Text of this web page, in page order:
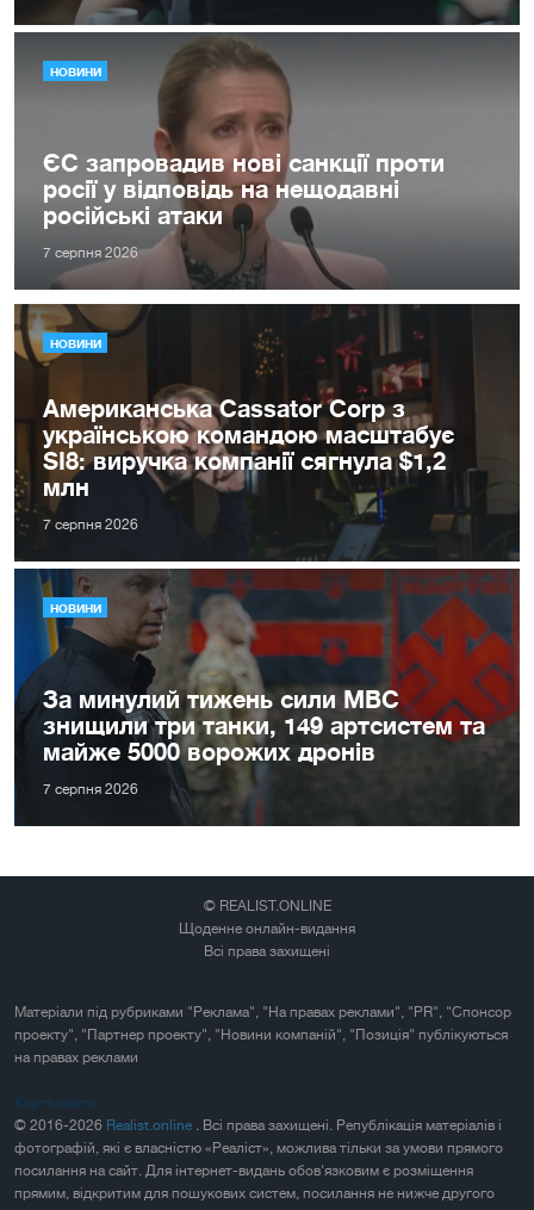
НОВИНИ
ЄС запровадив нові санкції проти
росії у відповідь на нещодавні
російські атаки
7 серпня 2026
НОВИНИ
Американська Cassator Corp з
українською командою масштабує
SI8: виручка компанії сягнула $1,2
млн
7 серпня 2026
НОВИНИ
За минулий тижень сили МВС
знищили три танки, 149 артсистем та
майже 5000 ворожих дронів
7 серпня 2026
© REALIST.ONLINE
Щоденне онлайн-видання
Всі права захищені
Матеріали під рубриками "Реклама", "На правах реклами", "PR", "Спонсор
проекту", "Партнер проекту", "Новини компаній", "Позиція" публікуються
на правах реклами
Карта сайта
© 2016-2026 Realist.online . Всі права захищені. Републікація матеріалів і
фотографій, які є власністю «Реаліст», можлива тільки за умови прямого
посилання на сайт. Для інтернет-видань обов'язковим є розміщення
прямим, відкритим для пошукових систем, посилання не нижче другого